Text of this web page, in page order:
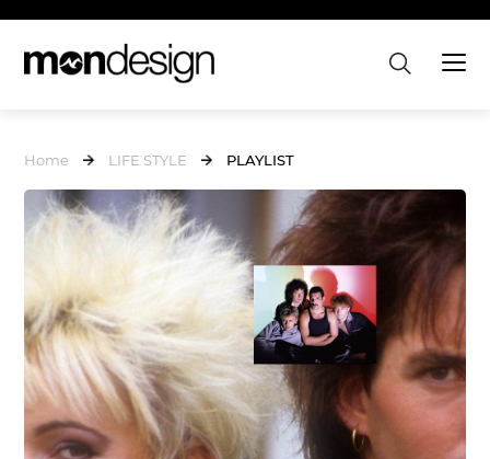
Home LIFE STYLE PLAYLIST